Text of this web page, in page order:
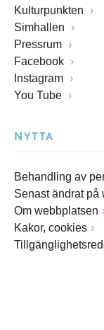
Kulturpunkten
Simhallen
Pressrum
Facebook
Instagram
You Tube
NYTTA
Behandling av
Senast ändrat på
Om webbplatsen
Kakor, cookies